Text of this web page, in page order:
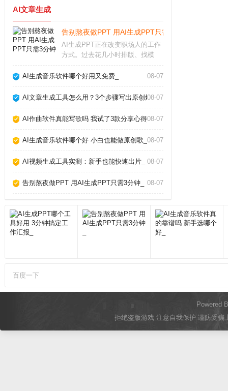
AI文章生成
告别熬夜做PPT 用AI生成PPT只需3分钟_
AI生成PPT正在改变职场人的工作
方式。过去花几小时排版、找模
只需输入主题或上传文档，就能自
文稿。这项技术不仅节省时间，更
AI生成音乐软件哪个好用又免费_ 08-07
AI文章生成工具怎么用？3个步骤写出原创爆款_
08-07
AI作曲软件真能写歌吗 我试了3款分享心得_08-07
AI生成音乐软件哪个好 小白也能做原创歌_ 08-07
AI视频生成工具实测：新手也能快速出片_ 08-07
告别熬夜做PPT 用AI生成PPT只需3分钟_ 08-07
百度一下
Powered
拒绝盗版游戏 注意自我保护 谨防受